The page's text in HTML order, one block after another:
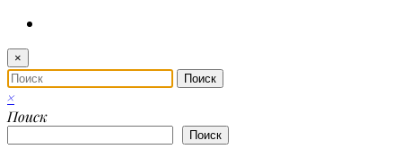
×
×
Поиск
Поиск